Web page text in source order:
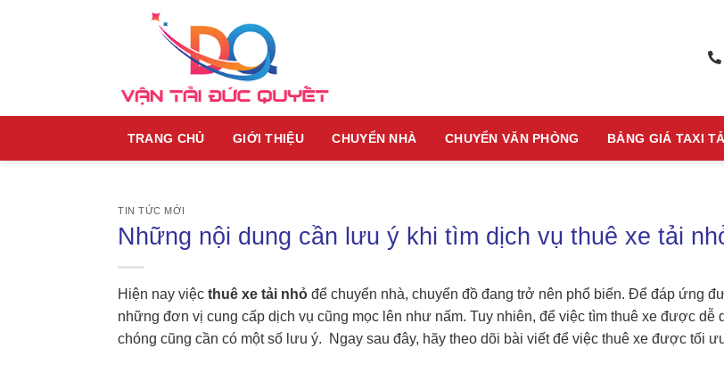
TRANG CHỦ GIỚI THIỆU CHUYỂN NHÀ CHUYỂN VĂN PHÒNG BẢNG GIÁ TAXI
TIN TỨC MỚI
Những nội dung cần lưu ý khi tìm dịch vụ thuê xe tải
Hiện nay việc thuê xe tải nhỏ để chuyển nhà, chuyển đồ đang trở nên phổ biến. Để đáp ứng
những đơn vị cung cấp dịch vụ cũng mọc lên như nấm. Tuy nhiên, để việc tìm thuê xe được dễ
chóng cũng cần có một số lưu ý. Ngay sau đây, hãy theo dõi bài viết để việc thuê xe được tối